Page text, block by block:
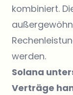
kombiniert.
werden.
Solana
Verträge